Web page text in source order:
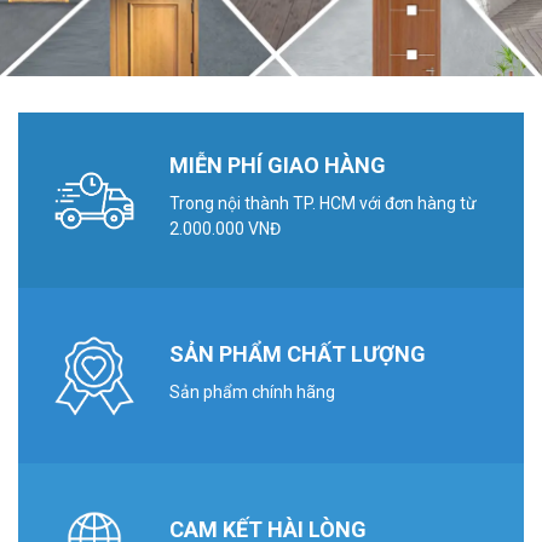
MIỄN PHÍ GIAO HÀNG
Trong nội thành TP. HCM với đơn hàng từ
2.000.000 VNĐ
SẢN PHẨM CHẤT LƯỢNG
Sản phẩm chính hãng
CAM KẾT HÀI LÒNG